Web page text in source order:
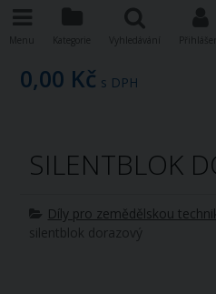
0,00 Kč s DPH
SILENTBLOK
Díly pro zemědělskou
silentblok dorazový
Menu Kategorie Vyhledávání Přihlášení